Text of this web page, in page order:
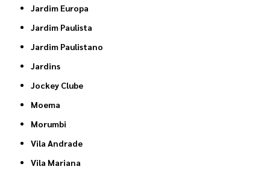
Jardim Europa
Jardim Paulista
Jardim Paulistano
Jardins
Jockey Clube
Moema
Morumbi
Vila Andrade
Vila Mariana